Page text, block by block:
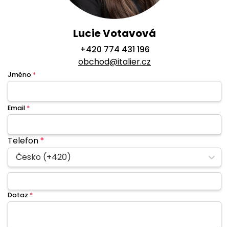
Lucie Votavová
+420 774 431 196
obchod@italier.cz
Jméno *
Email *
Telefon*
Česko (+420)
Dotaz *